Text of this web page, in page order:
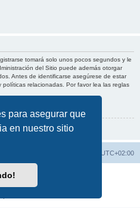
para asegurar que
en nuestro sitio
tomará solo unos pocos segundos y le
del Sitio puede además otorgar
Antes de identificarse asegúrese de estar
relacionadas. Por favor lea las reglas
UTC+02:00
Software © phpBB Limited
phpBB España